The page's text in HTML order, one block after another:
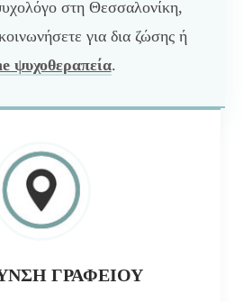
στη Θεσσαλονίκη,
για δια ζώσης ή
ψυχοθεραπεία.
ΓΡΑΦΕΊΟΥ